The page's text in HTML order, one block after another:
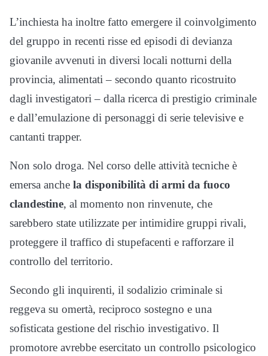
L’inchiesta ha inoltre fatto emergere il coinvolgimento
del gruppo in recenti risse ed episodi di devianza
giovanile avvenuti in diversi locali notturni della
provincia, alimentati – secondo quanto ricostruito
dagli investigatori – dalla ricerca di prestigio criminale
e dall’emulazione di personaggi di serie televisive e
cantanti trapper.
Non solo droga. Nel corso delle attività tecniche è
emersa anche la disponibilità di armi da fuoco
clandestine, al momento non rinvenute, che
sarebbero state utilizzate per intimidire gruppi rivali,
proteggere il traffico di stupefacenti e rafforzare il
controllo del territorio.
Secondo gli inquirenti, il sodalizio criminale si
reggeva su omertà, reciproco sostegno e una
sofisticata gestione del rischio investigativo. Il
promotore avrebbe esercitato un controllo psicologico